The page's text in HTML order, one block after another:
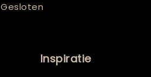
Gesloten
Inspiratie